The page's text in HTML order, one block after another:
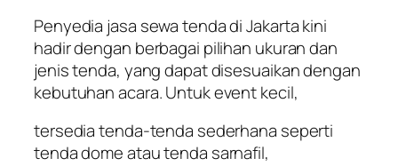
Penyedia jasa sewa tenda di Jakarta kini
hadir dengan berbagai pilihan ukuran dan
jenis tenda, yang dapat disesuaikan dengan
kebutuhan acara. Untuk event kecil,
tersedia tenda-tenda sederhana seperti
tenda dome atau tenda sarnafil,